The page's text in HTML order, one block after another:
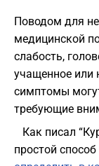
Поводом для
медицинской
слабость,
учащенное или
симптомы
требующие
Как писал
простой